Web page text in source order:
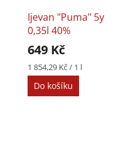
Ijevan "Puma" 5y
0,35l 40%
649 Kč
Měrná
cena:
1 854,29 Kč / 1 l
Do košíku